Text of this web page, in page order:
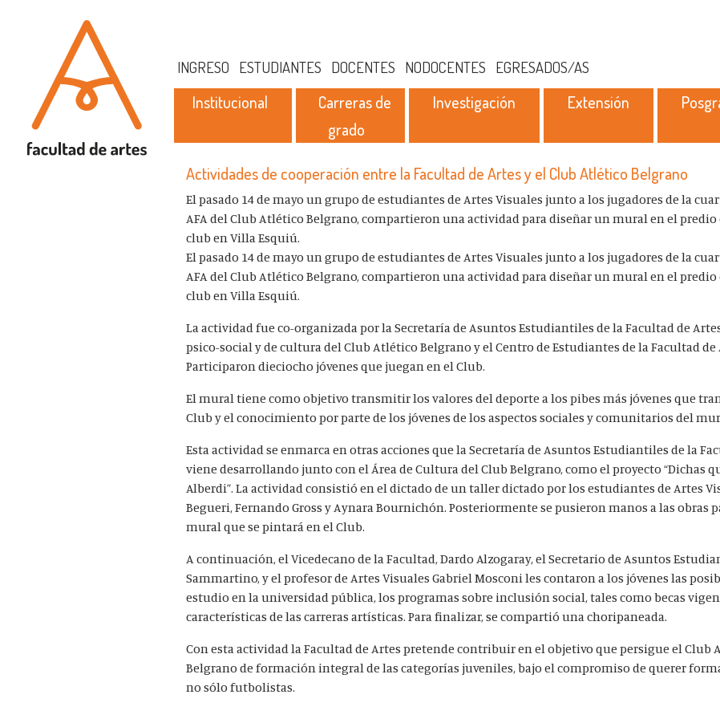
INGRESO ESTUDIANTES DOCENTES NODOCENTES EGRESADOS/AS
Institucional
Carreras de
grado
Investigación Extensión
Actividades de cooperación entre la Facultad de Artes y el Club Atlético Belgrano
El pasado 14 de mayo un grupo de estudiantes de Artes Visuales junto a los jugadores de la
AFA del Club Atlético Belgrano, compartieron una actividad para diseñar un mural en el
club en Villa Esquiú.
El pasado 14 de mayo un grupo de estudiantes de Artes Visuales junto a los jugadores de la
AFA del Club Atlético Belgrano, compartieron una actividad para diseñar un mural en el
club en Villa Esquiú.
La actividad fue co-organizada por la Secretaría de Asuntos Estudiantiles de la Facultad de
psico-social y de cultura del Club Atlético Belgrano y el Centro de Estudiantes de la Facultad de
Participaron dieciocho jóvenes que juegan en el Club.
El mural tiene como objetivo transmitir los valores del deporte a los pibes más jóvenes que
Club y el conocimiento por parte de los jóvenes de los aspectos sociales y comunitarios del
Esta actividad se enmarca en otras acciones que la Secretaría de Asuntos Estudiantiles de la
viene desarrollando junto con el Área de Cultura del Club Belgrano, como el proyecto “Dichas
Alberdi”. La actividad consistió en el dictado de un taller dictado por los estudiantes de Artes
Begueri, Fernando Gross y Aynara Bournichón. Posteriormente se pusieron manos a las obras
mural que se pintará en el Club.
A continuación, el Vicedecano de la Facultad, Dardo Alzogaray, el Secretario de Asuntos
Sammartino, y el profesor de Artes Visuales Gabriel Mosconi les contaron a los jóvenes las
estudio en la universidad pública, los programas sobre inclusión social, tales como becas
características de las carreras artísticas. Para finalizar, se compartió una choripaneada.
Con esta actividad la Facultad de Artes pretende contribuir en el objetivo que persigue el Club
Belgrano de formación integral de las categorías juveniles, bajo el compromiso de querer
no sólo futbolistas.